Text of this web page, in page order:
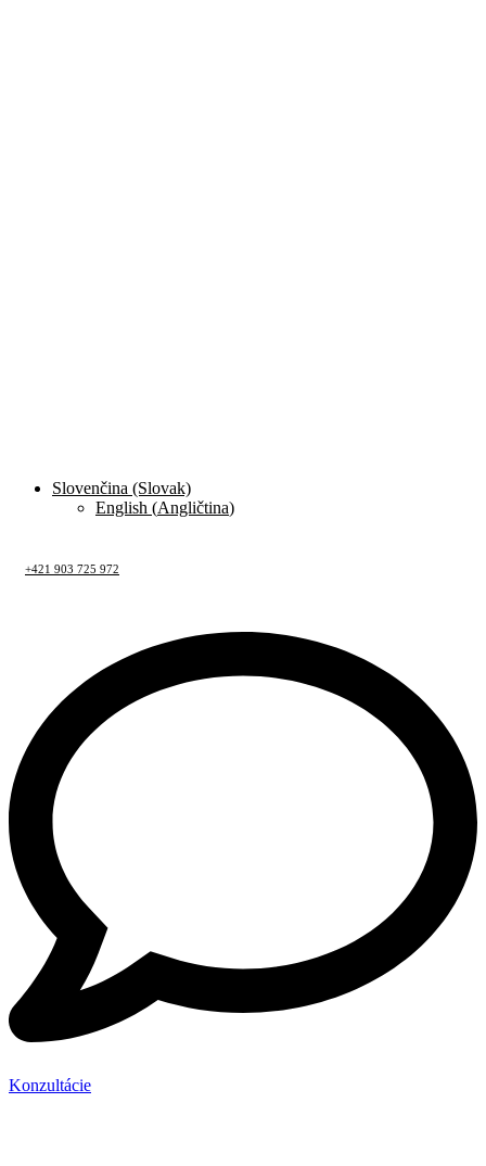
Slovenčina (Slovak)
English (Angličtina)
+421 903 725 972
Konzultácie